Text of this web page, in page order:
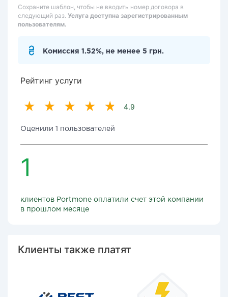
Сохраните шаблон, чтобы не вводить номер договора в
следующий раз. Услуга доступна зарегистрированным
пользователям.
Комиссия 1.52%, не менее 5 грн.
Рейтинг услуги
4.9
Оценили 1 пользователей
1
клиентов Portmone оплатили счет этой компании
в прошлом месяце
Клиенты также платят